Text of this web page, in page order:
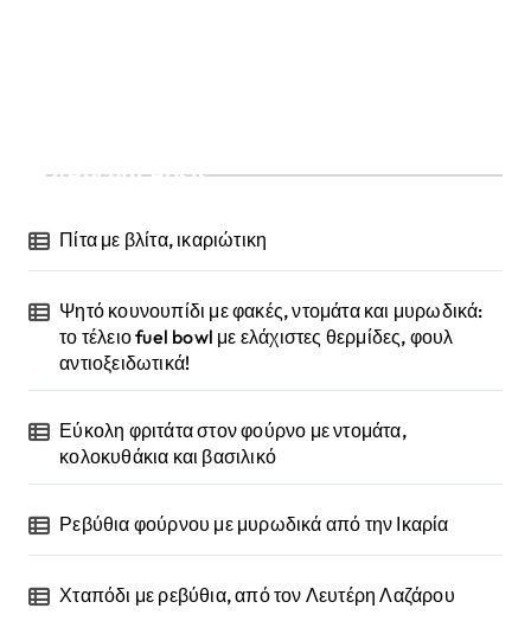
Recent Posts
Πίτα με βλίτα, ικαριώτικη
Ψητό κουνουπίδι με φακές, ντομάτα και μυρωδικά:
το τέλειο fuel bowl με ελάχιστες θερμίδες, φουλ
αντιοξειδωτικά!
Εύκολη φριτάτα στον φούρνο με ντομάτα,
κολοκυθάκια και βασιλικό
Ρεβύθια φούρνου με μυρωδικά από την Ικαρία
Χταπόδι με ρεβύθια, από τον Λευτέρη Λαζάρου